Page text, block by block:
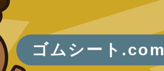
ゴムシート.com